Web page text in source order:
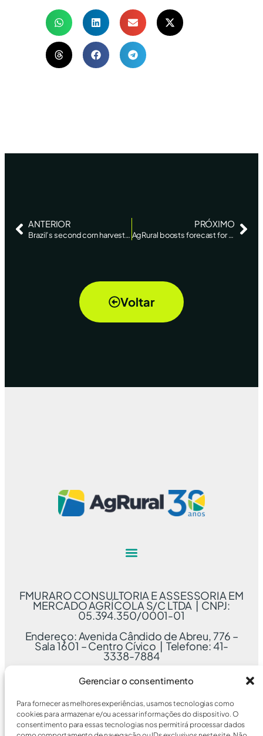
Gerenciar o consentimento
Para fornecer as melhores experiências, usamos tecnologias como
cookies para armazenar e/ou acessar informações do dispositivo. O
consentimento para essas tecnologias nos permitirá processar dados
ANTERIOR
Brazil’s second corn harvest halfway through, says AgRural – Reuters News
PRÓXIMO
AgRural boosts forecast for Brazil’s bumper 2023 corn crop – Reuters News
Voltar
FMURARO CONSULTORIA E ASSESSORIA EM
MERCADO AGRÍCOLA S/C LTDA | CNPJ:
05.394.350/0001-01
Endereço: Avenida Cândido de Abreu, 776 –
Sala 1601 – Centro Cívico | Telefone: 41-
3338-7884